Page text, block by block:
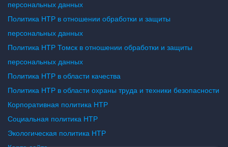
персональных данных
Политика НТР в отношении обработки и защиты
персональных данных
Политика НТР Томск в отношении обработки и защиты
персональных данных
Политика НТР в области качества
Политика НТР в области охраны труда и техники безопасности
Корпоративная политика НТР
Социальная политика НТР
Экологическая политика НТР